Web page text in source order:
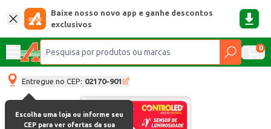
Baixe nosso novo app e ganhe descontos
exclusivos
0
Entregue no CEP: 02170-901
Escolha uma loja ou informe seu
CEP para ver ofertas da sua